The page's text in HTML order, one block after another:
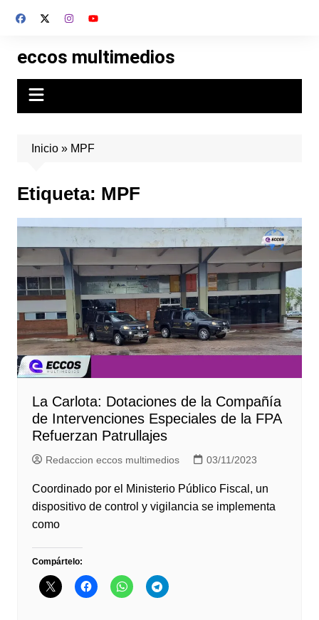
eccos multimedios
Inicio» MPF
Etiqueta: MPF
La Carlota: Dotaciones de la Compañía
de Intervenciones Especiales de la FPA
Refuerzan Patrullajes
Redaccion eccos multimedios 03/11/2023
Coordinado por el Ministerio Público Fiscal, un
dispositivo de control y vigilancia se implementa
como
Compártelo: